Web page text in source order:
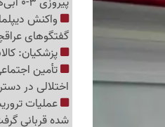
واکنش
گفتگوهای
پزشکیان:
تأمین
اختلالی در
عملیات
شده قربانی